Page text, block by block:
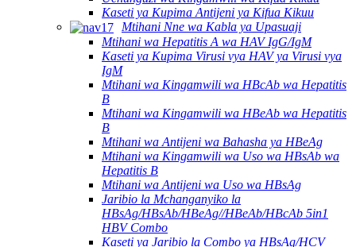
Kaseti ya Kupima Antijeni ya Kifua Kikuu
Mtihani Nne wa Kabla ya Upasuaji
Mtihani wa Hepatitis A wa HAV IgG/IgM
Kaseti ya Kupima Virusi vya HAV ya Virusi vya
IgM
Mtihani wa Kingamwili wa HBcAb wa Hepatitis
B
Mtihani wa Kingamwili wa HBeAb wa Hepatitis
B
Mtihani wa Antijeni wa Bahasha ya HBeAg
Mtihani wa Kingamwili wa Uso wa HBsAb wa
Hepatitis B
Mtihani wa Antijeni wa Uso wa HBsAg
Jaribio la Mchanganyiko la
HBsAg/HBsAb/HBeAg//HBeAb/HBcAb 5in1
HBV Combo
Kaseti ya Jaribio la Combo ya HBsAg/HCV